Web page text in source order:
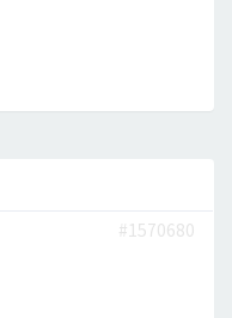
#1570680